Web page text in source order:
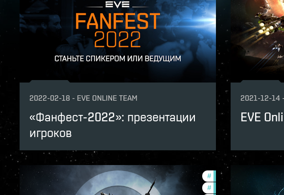
2022-02-18 - EVE ONLINE TEAM
«Фанфест-2022»: презентации
игроков
2021-12-14
EVE
# foundation-2021-
# ccptv